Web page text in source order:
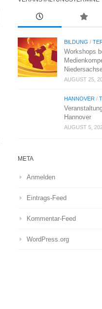
BILDUNG /
Workshops
AUGUST 25,
HANNOVER /
Hannover
AUGUST 5,
META
Anmelden
Eintrags-Feed
Kommentar-Feed
WordPress.org